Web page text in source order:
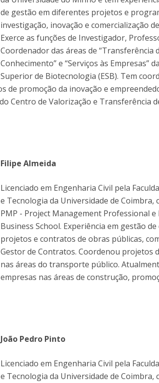
Graduações
Avançada
Academy
& Tec: Cientista por um dia
em Biotecnologia
na Biotecnologia
de Biotecnologia
Nacional de Referência para Materiais &
- Laboratório de Análises e Ensaios a
de gestão em diferentes projetos e
investigação, inovação e comercialização
Exerce as funções de Investigador,
Coordenador das áreas de “Transferência
Conhecimento” e “Serviços às Empresas”
Superior de Biotecnologia (ESB). Tem
de promoção da inovação e
Centro de Valorização e Transferência
Filipe Almeida
Licenciado em Engenharia Civil pela
e Tecnologia da Universidade de Coimbra,
PMP - Project Management Professional e
Business School. Experiência em gestão
projetos e contratos de obras públicas,
Gestor de Contratos. Coordenou projetos
nas áreas do transporte público.
empresas nas áreas de construção,
João Pedro Pinto
Licenciado em Engenharia Civil pela
e Tecnologia da Universidade de Coimbra,